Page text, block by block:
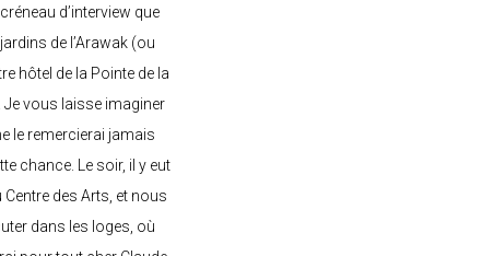
d’interview que
de l’Arawak (ou
hôtel de la Pointe de la
Je vous laisse imaginer
le remercierai jamais
chance. Le soir, il y eut
des Arts, et nous
dans les loges, où